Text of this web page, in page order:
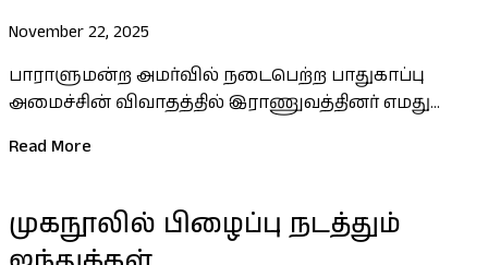
November 22, 2025
பாராளுமன்ற அமர்வில் நடைபெற்ற பாதுகாப்பு
அமைச்சின் விவாதத்தில் இராணுவத்தினர் எமது...
Read More
முகநூலில் பிழைப்பு நடத்தும்